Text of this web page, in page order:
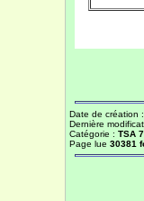
Date de création
Dernière
Catégorie : TSA
Page lue 30381